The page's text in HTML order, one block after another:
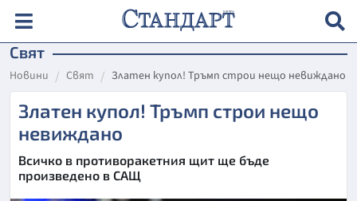
Свят
Новини Свят Златен купол! Тръмп строи нещо невиждано
Златен купол! Тръмп строи нещо
невиждано
Всичко в противоракетния щит ще бъде
произведено в САЩ